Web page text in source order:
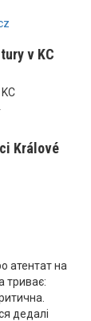
v KC
Králové
атентат на
триває:
дедалі